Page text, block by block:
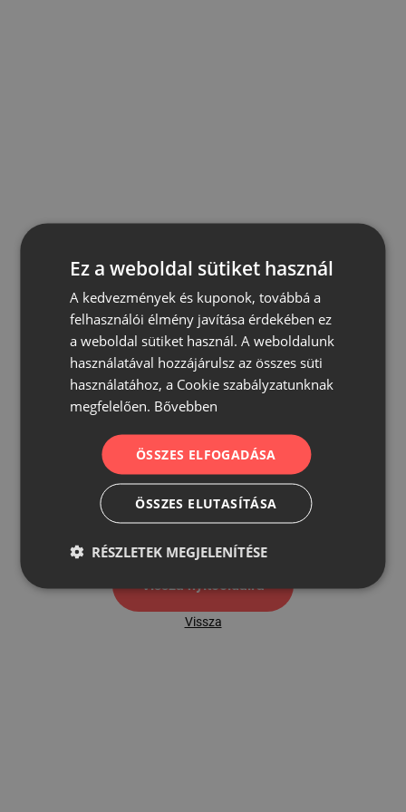
500
Vissza nyítóoldalra
Vissza
Ez a weboldal sütiket használ
A kedvezmények és kuponok, továbbá a
felhasználói élmény javítása érdekében ez
a weboldal sütiket használ. A weboldalunk
használatával hozzájárulsz az összes süti
használatához, a Cookie szabályzatunknak
megfelelően. Bővebben
ÖSSZES ELFOGADÁSA
ÖSSZES ELUTASÍTÁSA
RÉSZLETEK MEGJELENÍTÉSE